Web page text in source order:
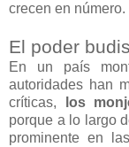
crecen en número.
El poder
En un país
autoridades han
críticas,
los
porque a lo largo
prominente en